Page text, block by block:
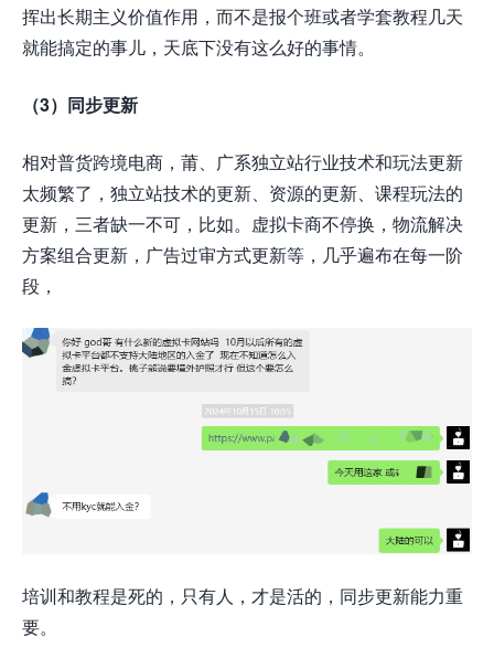
挥出长期主义价值作用，而不是报个班或者学套教程几天
就能搞定的事儿，天底下没有这么好的事情。
（3）同步更新
相对普货跨境电商，莆、广系独立站行业技术和玩法更新
太频繁了，独立站技术的更新、资源的更新、课程玩法的
更新，三者缺一不可，比如。虚拟卡商不停换，物流解决
方案组合更新，广告过审方式更新等，几乎遍布在每一阶
段，
培训和教程是死的，只有人，才是活的，同步更新能力重
要。